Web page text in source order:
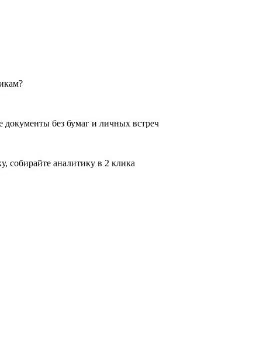
документы без бумаг и личных встреч
собирайте аналитику в 2 клика